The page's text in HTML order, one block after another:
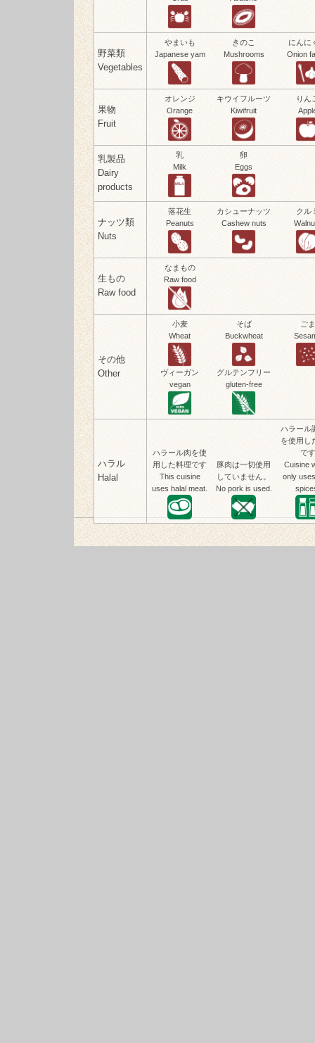
野菜類
Vegetables
やまいも
Japanese yam
きのこ
Mushrooms
にんに
Onion
果物
Fruit
オレンジ
Orange
キウイフルーツ
Kiwifruit
りん
乳製品
Dairy
products
乳
Milk
卵
Eggs
ナッツ類
Nuts
落花生
Peanuts
カシューナッツ
Cashew nuts
クル
生もの
Raw food
なまもの
Raw food
その他
Other
小麦
Wheat
そば
Buckwheat
ごま
ヴィーガン
vegan
グルテンフリー
gluten-free
ハラル
Halal
ハラール肉を使
用した料理です
This cuisine
uses halal meat.
豚肉は一切使用
していません。
No pork is used.
ハラール
を使用し
です
Cuisine
only